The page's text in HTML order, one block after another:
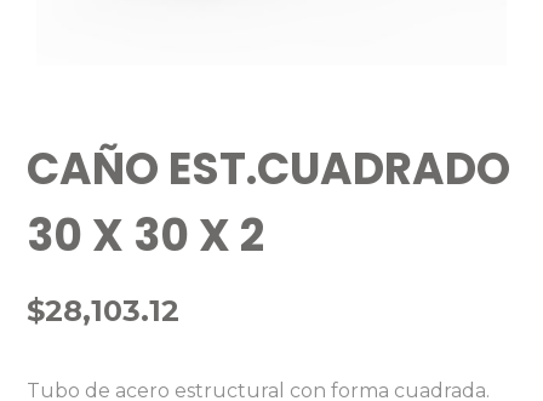
CAÑO EST.CUADRADO
30 X 30 X 2
$28,103.12
Tubo de acero estructural con forma cuadrada.